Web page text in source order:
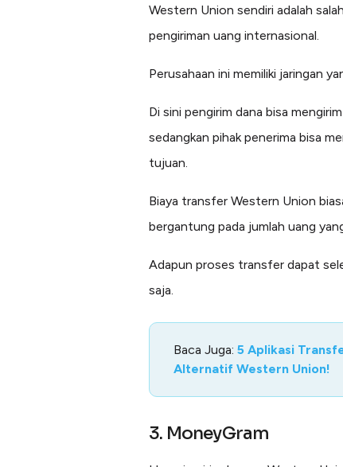
Western Union sendiri adalah
pengiriman uang internasional.
Perusahaan ini memiliki jaringan
Di sini pengirim dana bisa
sedangkan pihak penerima bisa
tujuan.
Biaya transfer Western Union
bergantung pada jumlah uang
Adapun proses transfer dapat
saja.
Baca Juga: 5 Aplikasi
Alternatif Western Union!
3. MoneyGram